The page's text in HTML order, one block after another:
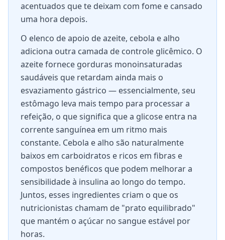
acentuados que te deixam com fome e cansado
uma hora depois.
O elenco de apoio de azeite, cebola e alho
adiciona outra camada de controle glicêmico. O
azeite fornece gorduras monoinsaturadas
saudáveis que retardam ainda mais o
esvaziamento gástrico — essencialmente, seu
estômago leva mais tempo para processar a
refeição, o que significa que a glicose entra na
corrente sanguínea em um ritmo mais
constante. Cebola e alho são naturalmente
baixos em carboidratos e ricos em fibras e
compostos benéficos que podem melhorar a
sensibilidade à insulina ao longo do tempo.
Juntos, esses ingredientes criam o que os
nutricionistas chamam de "prato equilibrado"
que mantém o açúcar no sangue estável por
horas.